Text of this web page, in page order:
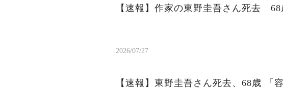
【速報】作家の東野圭吾さん死去
2026/07/27
【速報】東野圭吾さん死去、68歳 「